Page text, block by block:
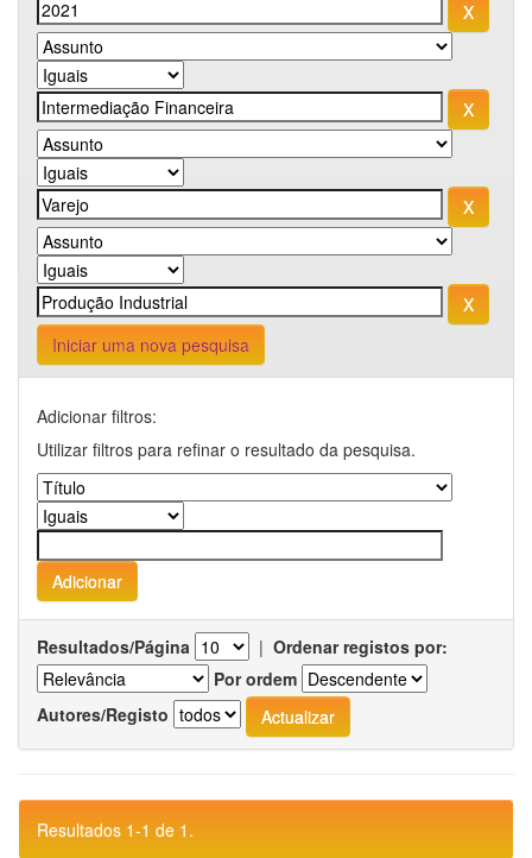
Iniciar uma nova pesquisa
Adicionar filtros:
Utilizar filtros para refinar o resultado da pesquisa.
Resultados/Página | Ordenar registos por:
Por ordem
Autores/Registo
Resultados 1-1 de 1.